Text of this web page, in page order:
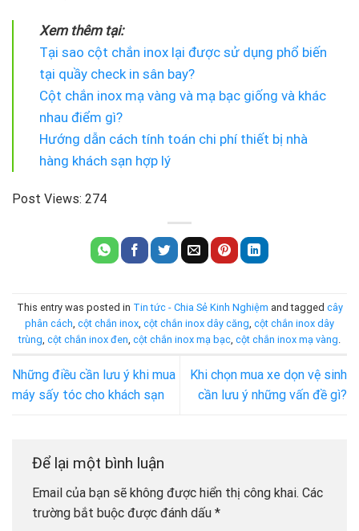
Xem thêm tại:
Tại sao cột chắn inox lại được sử dụng phổ biến
tại quầy check in sân bay?
Cột chắn inox mạ vàng và mạ bạc giống và khác
nhau điểm gì?
Hướng dẫn cách tính toán chi phí thiết bị nhà
hàng khách sạn hợp lý
Post Views: 274
This entry was posted in Tin tức - Chia Sẻ Kinh Nghiệm and tagged cây
phân cách cột chắn inox cột chắn inox dây căng cột chắn inox dây
trùng cột chắn inox đen cột chắn inox mạ bạc cột chắn inox mạ vàng
Những điều cần lưu ý khi mua
máy sấy tóc cho khách sạn
Khi chọn mua xe dọn vệ sinh
cần lưu ý những vấn đề gì?
Để lại một bình luận
Email của bạn sẽ không được hiển thị công khai. Các
trường bắt buộc được đánh dấu *